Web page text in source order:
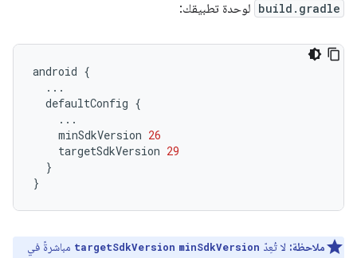
build.gradle لوحدة تطبيقك:
android {
...
defaultConfig {
...
minSdkVersion 26
targetSdkVersion 29
}
}
ملاحظة: لا تُعِدّ minSdkVersion
targetSdkVersion مباشرةً في